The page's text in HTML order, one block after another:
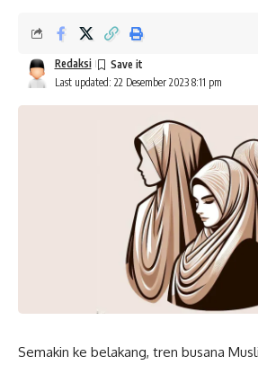
Last updated: 22 Desember 2023 8:11 pm
Redaksi
Semakin ke belakang, tren busana